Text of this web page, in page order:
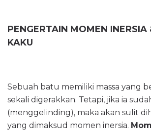
PENGERTAIN MOMEN
KAKU
Sebuah batu memiliki massa yang
sekali digerakkan. Tetapi, jika ia
(menggelinding), maka akan sulit
yang dimaksud momen inersia.